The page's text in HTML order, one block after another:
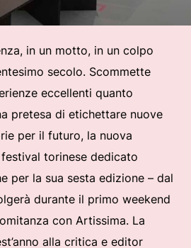
in un motto, in un colpo
secolo. Scommette
eccellenti quanto
pretesa di etichettare nuove
per il futuro, la nuova
torinese dedicato
per la sua sesta edizione – dal
durante il primo weekend
con Artissima. La
alla critica e editor